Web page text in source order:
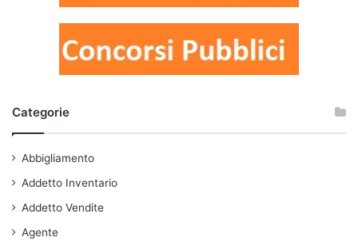
Categorie
Abbigliamento
Addetto Inventario
Addetto Vendite
Agente